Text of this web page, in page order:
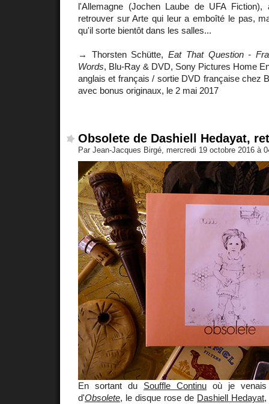
l'Allemagne (Jochen Laube de UFA
retrouver sur Arte qui leur a emboîté le pas,
qu'il sorte bientôt dans les salles...
→ Thorsten Schütte,Eat That Question -
Words, Blu-Ray & DVD, Sony Pictures Home
anglais et français / sortie DVD française chez
avec bonus originaux, le 2 mai 2017
Obsolete de Dashiell Hedayat,
Par Jean-Jacques Birgé, mercredi 19 octobre 2016 à
En sortant du Souffle Continu où je venais
d'Obsolete, le disque rose de Dashiell Hedayat,